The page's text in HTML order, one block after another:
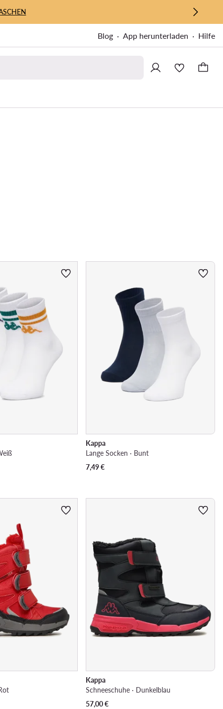
Blog App herunterladen Hilfe
Kappa
Lange Socken · Bunt
7,49€
Kappa
Schneeschuhe · Dunkelblau
57,00€